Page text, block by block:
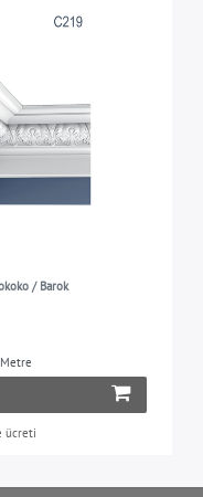
/ Barok
ücreti